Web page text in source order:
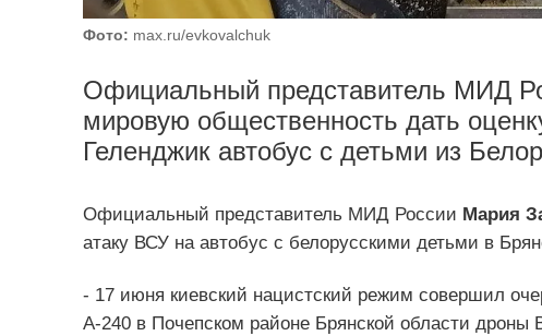
Фото: max.ru/evkovalchuk
Официальный представитель МИД
мировую общественность дать
Геленджик автобус с детьми из
Официальный представитель МИД России Мария
атаку ВСУ на автобус с белорусскими детьми в
- 17 июня киевский нацистский режим совершил
А-240 в Почепском районе Брянской области